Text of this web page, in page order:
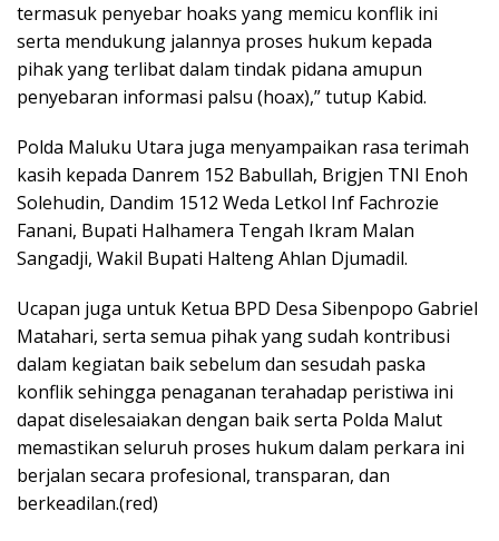
termasuk penyebar hoaks yang memicu konflik ini
serta mendukung jalannya proses hukum kepada
pihak yang terlibat dalam tindak pidana amupun
penyebaran informasi palsu (hoax),” tutup Kabid.
Polda Maluku Utara juga menyampaikan rasa terimah
kasih kepada Danrem 152 Babullah, Brigjen TNI Enoh
Solehudin, Dandim 1512 Weda Letkol Inf Fachrozie
Fanani, Bupati Halhamera Tengah Ikram Malan
Sangadji, Wakil Bupati Halteng Ahlan Djumadil.
Ucapan juga untuk Ketua BPD Desa Sibenpopo Gabriel
Matahari, serta semua pihak yang sudah kontribusi
dalam kegiatan baik sebelum dan sesudah paska
konflik sehingga penaganan terahadap peristiwa ini
dapat diselesaiakan dengan baik serta Polda Malut
memastikan seluruh proses hukum dalam perkara ini
berjalan secara profesional, transparan, dan
berkeadilan.(red)